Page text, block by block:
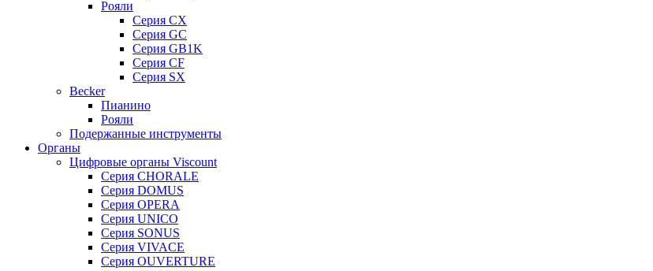
Рояли
Серия CX
Серия GC
Серия GB1K
Серия CF
Серия SX
Becker
Пианино
Рояли
Подержанные инструменты
Органы
Цифровые органы Viscount
Серия CHORALE
Серия DOMUS
Серия OPERA
Серия UNICO
Серия SONUS
Серия VIVACE
Серия OUVERTURE